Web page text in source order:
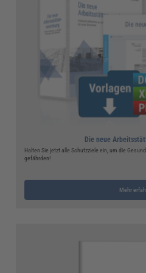
Die neue
Halten Sie jetzt alle Schutzziele ein, um die
gefährden!
Mehr